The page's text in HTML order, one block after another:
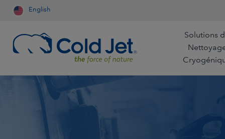
English
Solutions
Aérospatiale & aviation